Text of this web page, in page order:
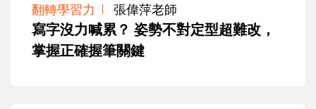
翻轉學習力 張偉萍老師
寫字沒力喊累？ 姿勢不對定型超難改，
掌握正確握筆關鍵